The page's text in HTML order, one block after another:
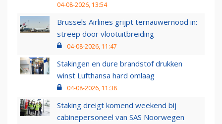
04-08-2026, 13:54
Brussels Airlines grijpt ternauwernood in:
streep door vlootuitbreiding
04-08-2026, 11:47
Stakingen en dure brandstof drukken
winst Lufthansa hard omlaag
04-08-2026, 11:38
Staking dreigt komend weekend bij
cabinepersoneel van SAS Noorwegen